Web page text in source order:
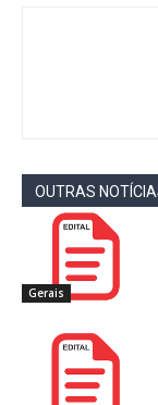
OUTRAS
Gerais